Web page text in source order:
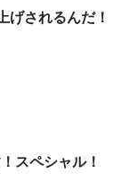
げされるんだ！
スペシャル！